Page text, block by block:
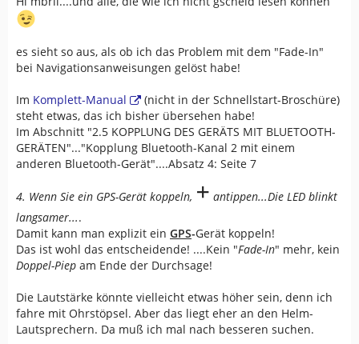
es sieht so aus, als ob ich das Problem mit dem "Fade-In"
bei Navigationsanweisungen gelöst habe!
Im Komplett-Manual
(nicht in der Schnellstart-Broschüre)
steht etwas, das ich bisher übersehen habe!
Im Abschnitt "2.5 KOPPLUNG DES GERÄTS MIT BLUETOOTH-
GERÄTEN"..."Kopplung Bluetooth-Kanal 2 mit einem
anderen Bluetooth-Gerät"....Absatz 4: Seite 7
4. Wenn Sie ein GPS-Gerät koppeln, + antippen...Die LED blinkt
langsamer....
Damit kann man explizit ein GPS-Gerät koppeln!
Das ist wohl das entscheidende! ....Kein "Fade-In" mehr, kein
Doppel-Piep am Ende der Durchsage!
Die Lautstärke könnte vielleicht etwas höher sein, denn ich
fahre mit Ohrstöpsel. Aber das liegt eher an den Helm-
Lautsprechern. Da muß ich mal nach besseren suchen.